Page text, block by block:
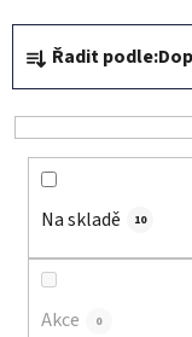
Ř
a
z
e
Řadit podle:
Na skladě 10
Akce 0